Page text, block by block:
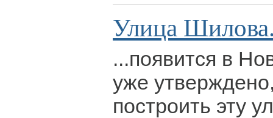
Улица
...появится в
уже
построить эту